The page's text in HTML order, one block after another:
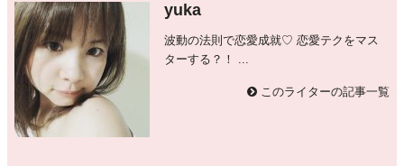
yuka
波動の法則で恋愛成就♡ 恋愛テクをマス
ターする？！ ...
このライターの記事一覧